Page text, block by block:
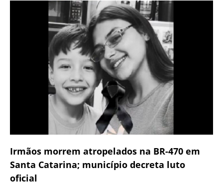
Irmãos morrem atropelados na BR-470 em
Santa Catarina; município decreta luto
oficial